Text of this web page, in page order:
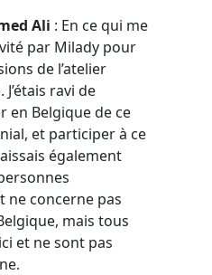
Ali : En ce qui me
par Milady pour
de l’atelier
ravi de
en Belgique de ce
et participer à ce
également
ne concerne pas
mais tous
et ne sont pas